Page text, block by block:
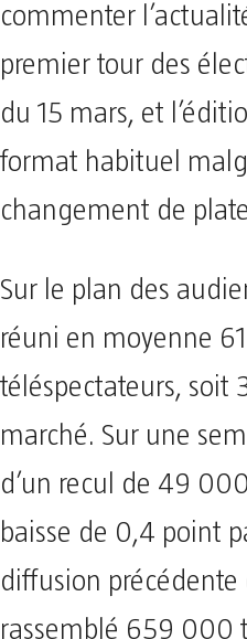
commenter
premier tour des
du 15 mars, et
format habituel
changement de
Sur le plan des
réuni en moyenne
téléspectateurs, soit
marché. Sur une
d’un recul de 49
baisse de 0,4 point
diffusion précédente
rassemblé 659 000